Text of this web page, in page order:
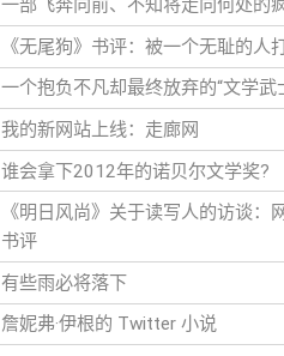
一部飞奔向前、不知将走向何处的
《无尾狗》书评：被一个无耻的人
一个抱负不凡却最终放弃的“文学武
我的新网站上线：走廊网
谁会拿下2012年的诺贝尔文学奖?
《明日风尚》关于读写人的访谈：
书评
有些雨必将落下
詹妮弗·伊根的 Twitter 小说